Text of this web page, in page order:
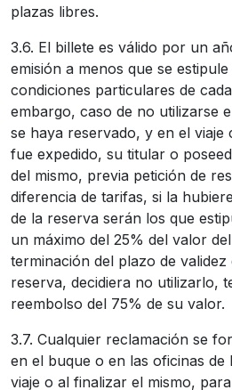
plazas libres.
3.6. El billete es válido por un
emisión a menos que se
condiciones particulares de
embargo, caso de no utilizarse
se haya reservado, y en el
fue expedido, su titular o
del mismo, previa petición de
diferencia de tarifas, si la
de la reserva serán los que
un máximo del 25% del valor
terminación del plazo de validez
reserva, decidiera no utilizarlo,
reembolso del 75% de su valor.
3.7. Cualquier reclamación se
en el buque o en las oficinas
viaje o al finalizar el mismo,